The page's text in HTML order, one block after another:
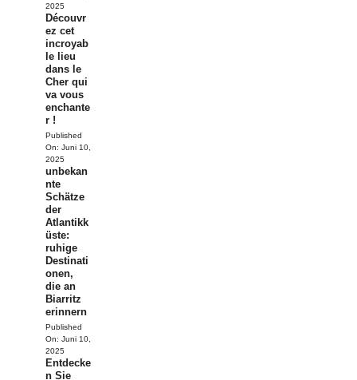
2025
Découvr
ez cet
incroyab
le lieu
dans le
Cher qui
va vous
enchante
r !
Published
On: Juni 10,
2025
unbekan
nte
Schätze
der
Atlantikk
üste:
ruhige
Destinati
onen,
die an
Biarritz
erinnern
Published
On: Juni 10,
2025
Entdecke
n Sie